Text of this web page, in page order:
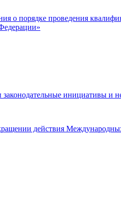
порядке проведения
инициативы и
действия